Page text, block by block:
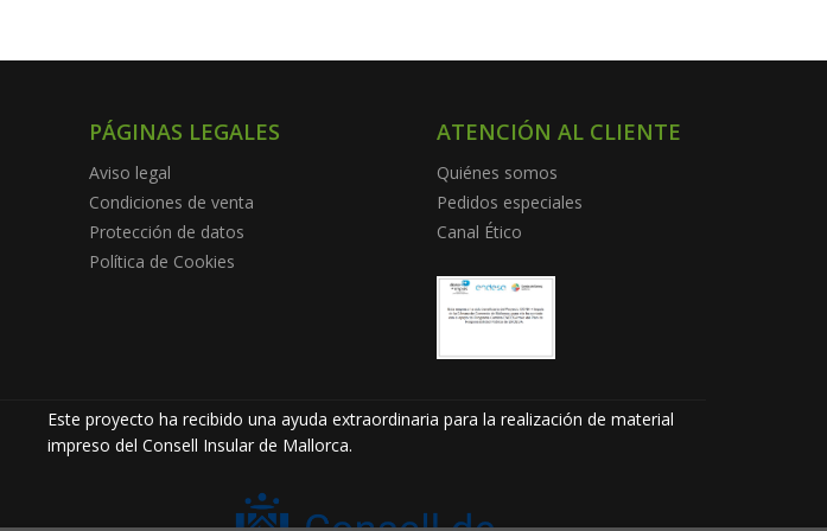
PÁGINAS LEGALES
Aviso legal
Condiciones de venta
Protección de datos
Política de Cookies
ATENCIÓN AL CLIENTE
Quiénes somos
Pedidos especiales
Canal Ético
Este proyecto ha recibido una ayuda extraordinaria para la realización de material
impreso del Consell Insular de Mallorca.